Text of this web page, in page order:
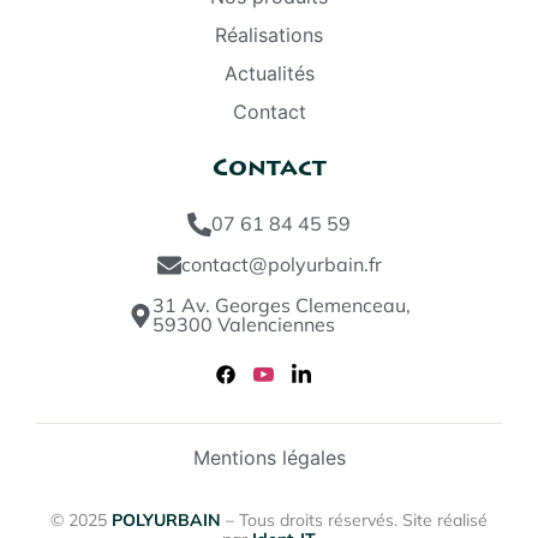
Réalisations
Actualités
Contact
Contact
07 61 84 45 59
contact@polyurbain.fr
31 Av. Georges Clemenceau,
59300 Valenciennes
© 2025 POLYURBAIN – Tous droits réservés. Site réalisé
Mentions légales